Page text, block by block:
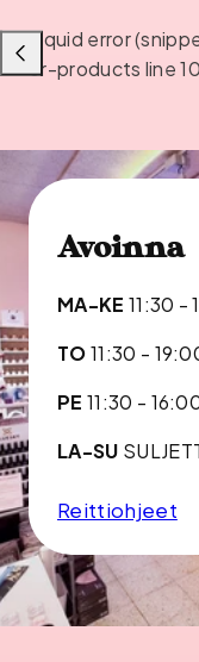
Liquid error
or-products line
Liu'uta
vasemmalle
Avoinna
MA-KE 11:30 -
TO11:30 -
PE 11:30 -
LA-SU
Reittiohjeet